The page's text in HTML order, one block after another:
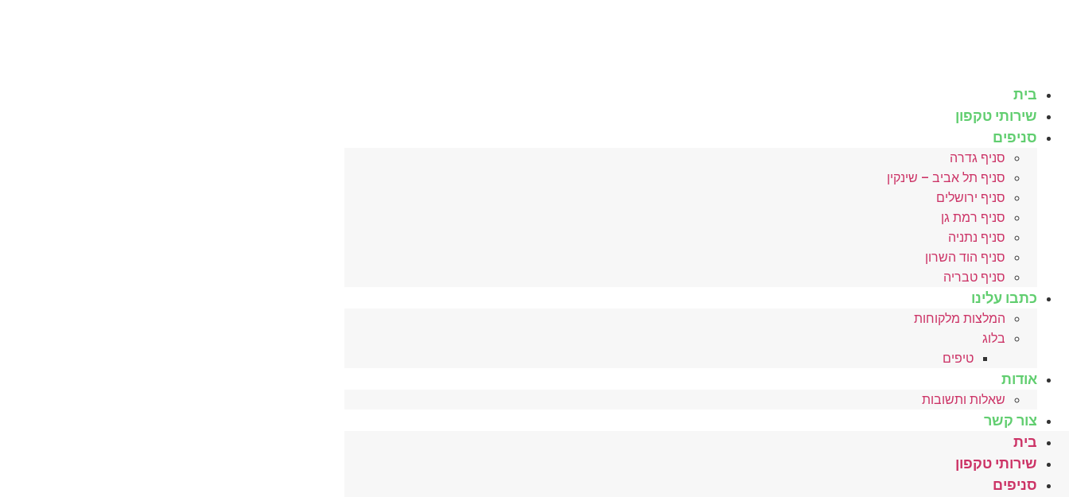
בית
שירותי טקפון
סניפים
סניף גדרה
סניף תל אביב – שינקין
סניף ירושלים
סניף רמת גן
סניף נתניה
סניף הוד השרון
סניף טבריה
כתבו עלינו
המלצות מלקוחות
בלוג
טיפים
אודות
שאלות ותשובות
צור קשר
בית
שירותי טקפון
סניפים